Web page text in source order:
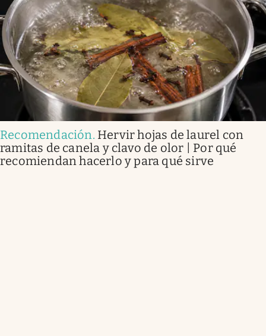
Recomendación. Hervir hojas de laurel con
ramitas de canela y clavo de olor | Por qué
recomiendan hacerlo y para qué sirve